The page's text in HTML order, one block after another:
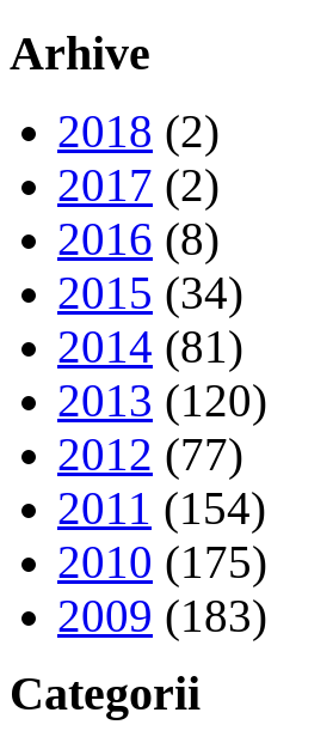
Arhive
2018 (2)
2017 (2)
2016 (8)
2015 (34)
2014 (81)
2013 (120)
2012 (77)
2011 (154)
2010 (175)
2009 (183)
Categorii